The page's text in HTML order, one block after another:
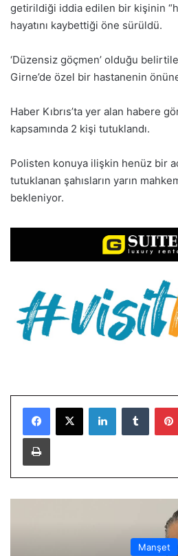
getirildiği iddia edilen bir kişinin
hayatını kaybettiği öne sürüldü.
‘Düzensiz göçmen’ olduğu
Girne’de özel bir hastanenin önüne
Haber Kıbrıs’ta yer alan habere
kapsamında 2 kişi tutuklandı.
Polisten konuya ilişkin henüz bir
tutuklanan şahısların yarın
bekleniyor.
LinkedInTumblr
Yazdır
Manşet